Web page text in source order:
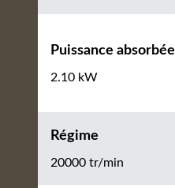
Puissance absorbée
2.10 kW
Régime
20000 tr/min